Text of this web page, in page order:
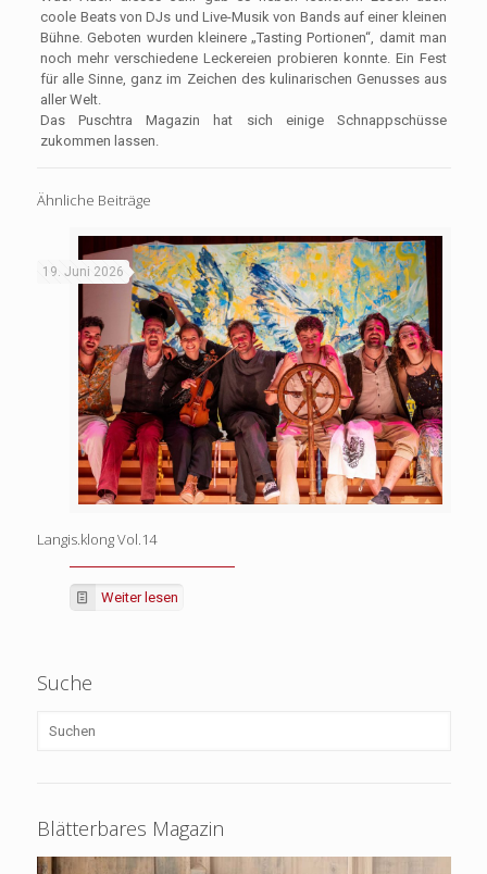
coole Beats von DJs und Live-Musik von Bands auf einer kleinen
Bühne. Geboten wurden kleinere „Tasting Portionen“, damit man
noch mehr verschiedene Leckereien probieren konnte. Ein Fest
für alle Sinne, ganz im Zeichen des kulinarischen Genusses aus
aller Welt.
Das Puschtra Magazin hat sich einige Schnappschüsse
zukommen lassen.
Ähnliche Beiträge
19. Juni 2026
Langis.klong Vol.14
Weiter lesen
Suche
Blätterbares Magazin